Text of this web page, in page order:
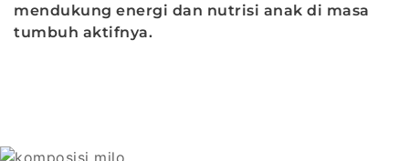
mendukung energi dan nutrisi anak di masa
tumbuh aktifnya.